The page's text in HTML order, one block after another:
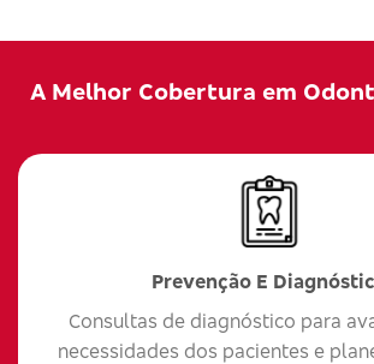
A Melhor Cobertura em
Prevenção E
Consultas de diagnóstico para
necessidades dos pacientes e